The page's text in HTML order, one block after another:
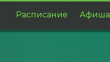
Расписание Афиша